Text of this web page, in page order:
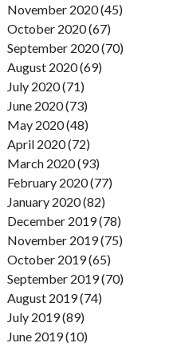
November 2020 (45)
October 2020 (67)
September 2020 (70)
August 2020 (69)
July 2020 (71)
June 2020 (73)
May 2020 (48)
April 2020 (72)
March 2020 (93)
February 2020 (77)
January 2020 (82)
December 2019 (78)
November 2019 (75)
October 2019 (65)
September 2019 (70)
August 2019 (74)
July 2019 (89)
June 2019 (10)